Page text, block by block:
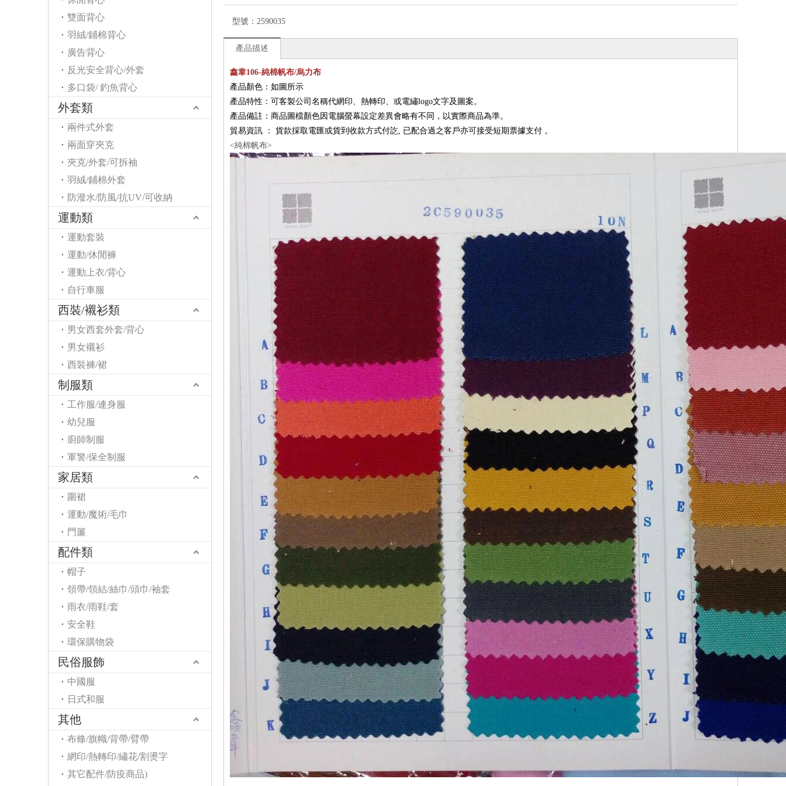
雙面背心
羽絨/鋪棉背心
廣告背心
反光安全背心/外套
多口袋/ 釣魚背心
外套類
兩件式外套
兩面穿夾克
夾克/外套/可拆袖
羽絨/鋪棉外套
防潑水/防風/抗UV/可收納
運動類
運動套裝
運動/休閒褲
運動上衣/背心
自行車服
西裝/襯衫類
男女西套外套/背心
男女襯衫
西裝褲/裙
制服類
工作服/連身服
幼兒服
廚師制服
軍警/保全制服
家居類
圍裙
運動/魔術/毛巾
門簾
配件類
帽子
領帶/領結/絲巾/頭巾/袖套
雨衣/雨鞋/套
安全鞋
環保購物袋
民俗服飾
中國服
日式和服
其他
布條/旗幟/背帶/臂帶
網印/熱轉印/繡花/割燙字
其它配件/防疫商品)
型號： 2590035
產品描述
鑫韋106-純棉帆布/烏力布
產品顏色：如圖所示
產品特性：可客製公司名稱代網印、熱轉印、或電繡logo文字及圖案。
產品備註：商品圖檔顏色因電腦螢幕設定差異會略有不同，以實際商品為準。
貿易資訊
： 貨款採取電匯或貨到收款方式付訖, 已配合過之客戶亦可接受短期票據支付 。
<純棉帆布>